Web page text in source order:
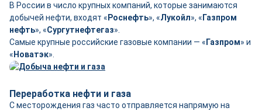
В России в число крупных компаний, которые занимаются
добычей нефти, входят « Роснефть», «Лукойл», « Газпром
нефть», «Сургутнефтегаз».
Самые крупные российские газовые компании — « Газпром» и
« Новатэк».
Переработка нефти и газа
С месторождения газ часто отправляется напрямую на